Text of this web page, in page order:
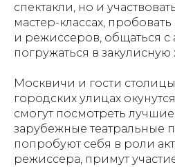
спектакли, но и
мастер-классах,
и режиссеров, общаться с
погружаться в закулисную
Москвичи и гости
городских улицах
смогут посмотреть
зарубежные театральные
попробуют себя в роли
режиссера, примут